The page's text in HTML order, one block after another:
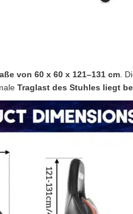
von 60 x 60 x 121–131 cm .
Traglast des Stuhles liegt